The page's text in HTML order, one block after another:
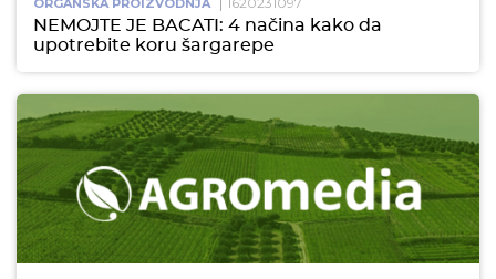
ORGANSKA PROIZVODNJA
NEMOJTE JE BACATI: 4 načina kako da
upotrebite koru šargarepe